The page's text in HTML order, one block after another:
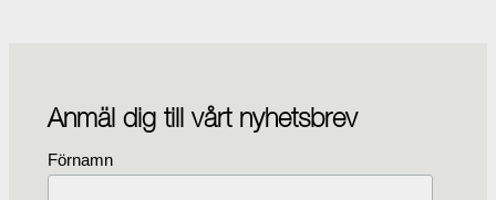
Anmäl dig till vårt nyhetsbrev
Förnamn